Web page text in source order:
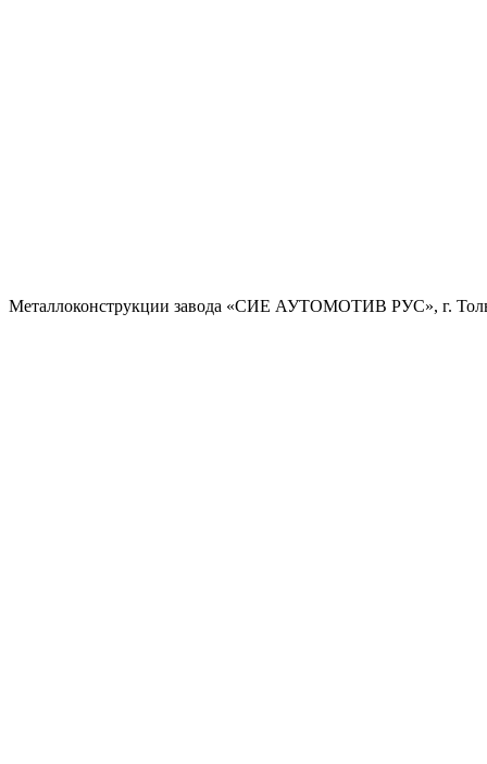
Металлоконструкции завода «СИЕ АУТОМОТИВ РУС», г.